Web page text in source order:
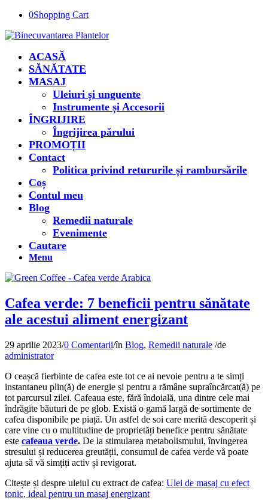
0Shopping Cart
ACASĂ
SĂNĂTATE
MASAJ
Uleiuri și unguente
Instrumente și Accesorii
ÎNGRIJIRE
Îngrijirea părului
PROMOȚII
Contact
Politica privind retururile și rambursările
Coș
Contul meu
Blog
Remedii naturale
Evenimente
Cautare
Menu
Cafea verde: 7 beneficii pentru sănătate
ale acestui aliment energizant
29 aprilie 2023/0 Comentarii/în Blog, Remedii naturale /de
administrator
O ceașcă fierbinte de cafea este tot ce ai nevoie pentru a te simți
instantaneu plin(ă) de energie și pentru a rămâne supraîncărcat(ă) pe
tot parcursul zilei. Cafeaua este, fără îndoială, una dintre cele mai
îndrăgite băuturi de pe glob. Există o gamă largă de sortimente de
cafea disponibile pe piață. Un astfel de soi care merită descoperit și
care vine cu o multitudine de proprietăți benefice pentru sănătate
este cafeaua verde. De la stimularea metabolismului, învingerea
stresului și reducerea greutății, consumul de cafea verde vă poate
ajuta să vă simțiți activ și revigorat.
Citește și despre uleiul cu extract de cafea: Ulei de masaj cu efect
tonic, ideal pentru un masaj energizant